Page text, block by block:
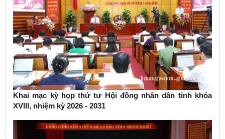
Khai mạc kỳ họp thứ tư Hội đồng nhân dân tỉnh khóa
XVIII, nhiệm kỳ 2026 - 2031